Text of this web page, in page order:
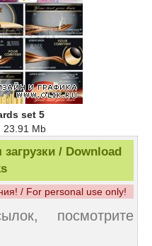
set 5
23.91 Mb
/ Download
/ For personal use only!
посмотрите